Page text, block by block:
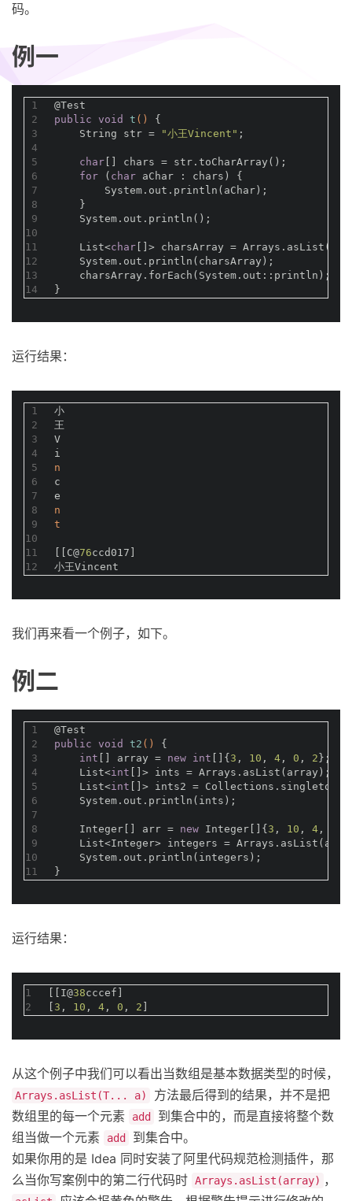
码。
例一
1
2
3
4
5
6
7
8
9
10
11
12
13
14
@Test
public void t ()
{
    String str =
"小王Vincent" ;
char [] chars = str.toCharArray();
for ( char aChar : chars) {
        System.out.println(aChar);
    }
    System.out.println();
    List<
char []> charsArray =
    System.out.println(charsArray);
    charsArray.forEach(System.out::println);
}
运行结果：
1
2
3
4
5
6
7
8
9
10
11
12
小
王
V
i
n
c
e
n
t
[[C@76ccd017]
小王Vincent
我们再来看一个例子，如下。
例二
1
2
3
4
5
6
7
8
9
10
11
@Test
public void t2 ()
{
int [] array = new int []{ 3 , 10 , 4 , 0 , 2 };
    List<
int []> ints = Arrays.asList(array);
    List<
int []> ints2 =
    System.out.println(ints);
    Integer[] arr =
new Integer[]{ 3 , 10 , 4 ,
List<Integer> integers =
    System.out.println(integers);
}
运行结果：
1
2
[[I@38cccef]
3 , 10 , 4 , 0 , 2
从这个例子中我们可以看出当数组是基本数据类型的时候，
Arrays.asList(T... a)
方法最后得到的结果，并不是把
数组里的每一个元素
add
到集合中的，而是直接将整个数
组当做一个元素
add
到集合中。
如果你用的是 Idea 同时安装了阿里代码规范检测插件，那
么当你写案例中的第二行代码时 Arrays.asList(array) ，